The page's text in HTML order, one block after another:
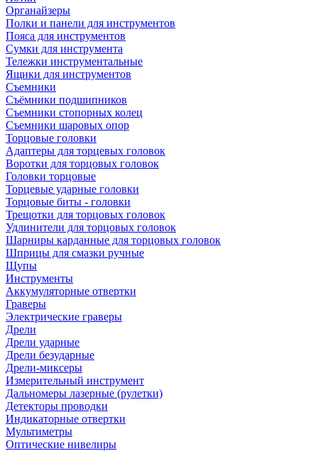
Органайзеры
Полки и панели для инструментов
Пояса для инструментов
Сумки для инструмента
Тележки инструментальные
Ящики для инструментов
Съемники
Съёмники подшипников
Съемники стопорных колец
Съемники шаровых опор
Торцовые головки
Адаптеры для торцевых головок
Воротки для торцовых головок
Головки торцовые
Торцевые ударные головки
Торцовые биты - головки
Трещотки для торцовых головок
Удлинители для торцовых головок
Шарниры карданные для торцовых головок
Шприцы для смазки ручные
Щупы
Инструменты
Аккумуляторные отвертки
Граверы
Электрические граверы
Дрели
Дрели ударные
Дрели безударные
Дрели-миксеры
Измерительный инструмент
Дальномеры лазерные (рулетки)
Детекторы проводки
Индикаторные отвертки
Мультиметры
Оптические нивелиры